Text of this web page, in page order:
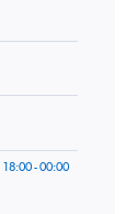
18:00 - 00:00